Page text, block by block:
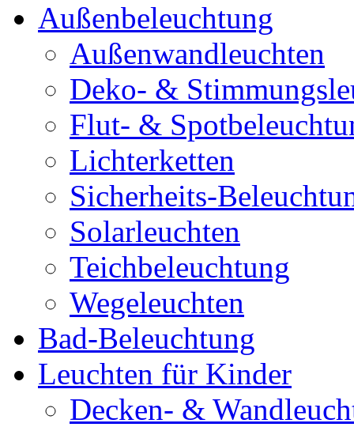
Außenbeleuchtung
Außenwandleuchten
Deko- &
Flut- &
Lichterketten
Sicherheits-
Solarleuchten
Teichbeleuchtung
Wegeleuchten
Bad-Beleuchtung
Leuchten für Kinder
Decken- &